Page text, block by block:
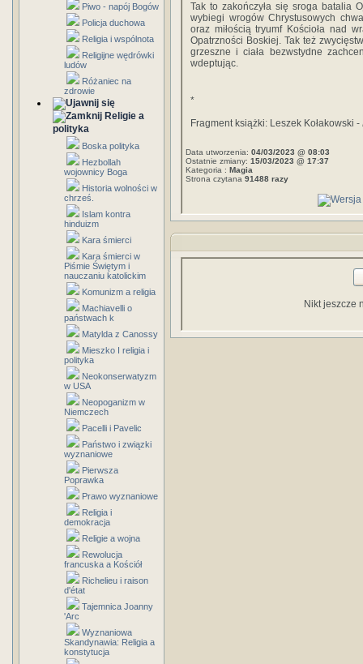
Piwo - napój Bogów
Policja duchowa
Religia i wspólnota
Religijne wędrówki
ludów
Różaniec na
zdrowie
Religie a
polityka
Boska polityka
Hezbollah
wojownicy Boga
Historia wolności w
chrześ.
Islam kontra
hinduizm
Kara śmierci
Kara śmierci w
Piśmie Świętym i
nauczaniu katolickim
Komunizm a religia
Machiavelli o
państwach k
Matylda z Canossy
Mieszko I religia i
polityka
Neokonserwatyzm
w USA
Neopoganizm w
Niemczech
Pacelli i Pavelic
Państwo i związki
wyznaniowe
Pierwsza
Poprawka
Prawo wyznaniowe
Religia i
demokracja
Religie a wojna
Rewolucja
francuska a Kościół
Richelieu i raison
d'état
Tajemnica Joanny
'Arc
Wyznaniowa
Skandynawia: Religia a
konstytucja
Tak to zakończyła się sroga batalia
wybiegi wrogów Chrystusowych
oraz miłością tryumf Kościoła nad
Opatrzności Bo­skiej. Tak też
grzeszne i ciała bezwstydne
wdeptując.
*
Fragment książki: Leszek Kołakowski -
Data utworzenia: 04/03/2023 @ 08:03
Ostatnie zmiany: 15/03/2023 @ 17:37
Kategoria : Magia
Strona czytana 91488 razy
Nikt jeszcze